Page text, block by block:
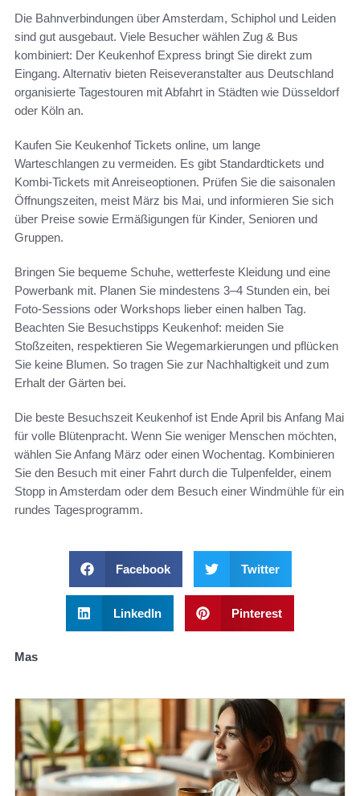
Die Bahnverbindungen über Amsterdam, Schiphol und Leiden
sind gut ausgebaut. Viele Besucher wählen Zug & Bus
kombiniert: Der Keukenhof Express bringt Sie direkt zum
Eingang. Alternativ bieten Reiseveranstalter aus Deutschland
organisierte Tagestouren mit Abfahrt in Städten wie Düsseldorf
oder Köln an.
Kaufen Sie Keukenhof Tickets online, um lange
Warteschlangen zu vermeiden. Es gibt Standardtickets und
Kombi-Tickets mit Anreiseoptionen. Prüfen Sie die saisonalen
Öffnungszeiten, meist März bis Mai, und informieren Sie sich
über Preise sowie Ermäßigungen für Kinder, Senioren und
Gruppen.
Bringen Sie bequeme Schuhe, wetterfeste Kleidung und eine
Powerbank mit. Planen Sie mindestens 3–4 Stunden ein, bei
Foto-Sessions oder Workshops lieber einen halben Tag.
Beachten Sie Besuchstipps Keukenhof: meiden Sie
Stoßzeiten, respektieren Sie Wegemarkierungen und pflücken
Sie keine Blumen. So tragen Sie zur Nachhaltigkeit und zum
Erhalt der Gärten bei.
Die beste Besuchszeit Keukenhof ist Ende April bis Anfang Mai
für volle Blütenpracht. Wenn Sie weniger Menschen möchten,
wählen Sie Anfang März oder einen Wochentag. Kombinieren
Sie den Besuch mit einer Fahrt durch die Tulpenfelder, einem
Stopp in Amsterdam oder dem Besuch einer Windmühle für ein
rundes Tagesprogramm.
Facebook Twitter
LinkedIn Pinterest
Mas